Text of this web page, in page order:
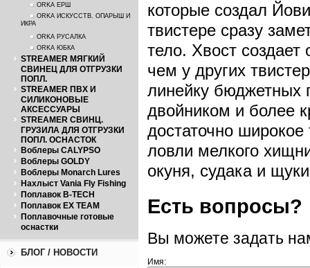
ORKA ЕРШ
ORKA ИСКУССТВ. ОПАРЫШ И
ИКРА
ORKA РУСАЛКА
ORKA ЮБКА
STREAMER МЯГКИЙ
СВИНЕЦ ДЛЯ ОТГРУЗКИ
ПОПЛ.
STREAMER ПВХ И
СИЛИКОНОВЫЕ
АКСЕССУАРЫ
STREAMER СВИНЦ.
ГРУЗИЛА ДЛЯ ОТГРУЗКИ
ПОПЛ. ОСНАСТОК
Воблеры CALYPSO
Воблеры GOLDY
Воблеры Monarch Lures
Нахлыст Vania Fly Fishing
Поплавок B-TECH
Поплавок EX TEAM
Поплавочные готовые
оснастки
БЛОГ / НОВОСТИ
которые создал
твистере сразу
тело. Хвост
чем у других
линейку бюджетных
двойником и более
достаточно
ловли мелкого
окуня, судака и
Есть вопросы?
Вы можете задать
Имя: